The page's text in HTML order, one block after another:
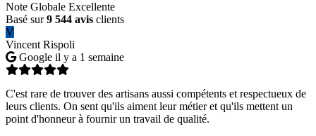
Note Globale Excellente
Basé sur9 544 avis clients
V
Vincent Rispoli
Google il y a 1 semaine
C'est rare de trouver des artisans aussi compétents et respectueux de
leurs clients. On sent qu'ils aiment leur métier et qu'ils mettent un
point d'honneur à fournir un travail de qualité.